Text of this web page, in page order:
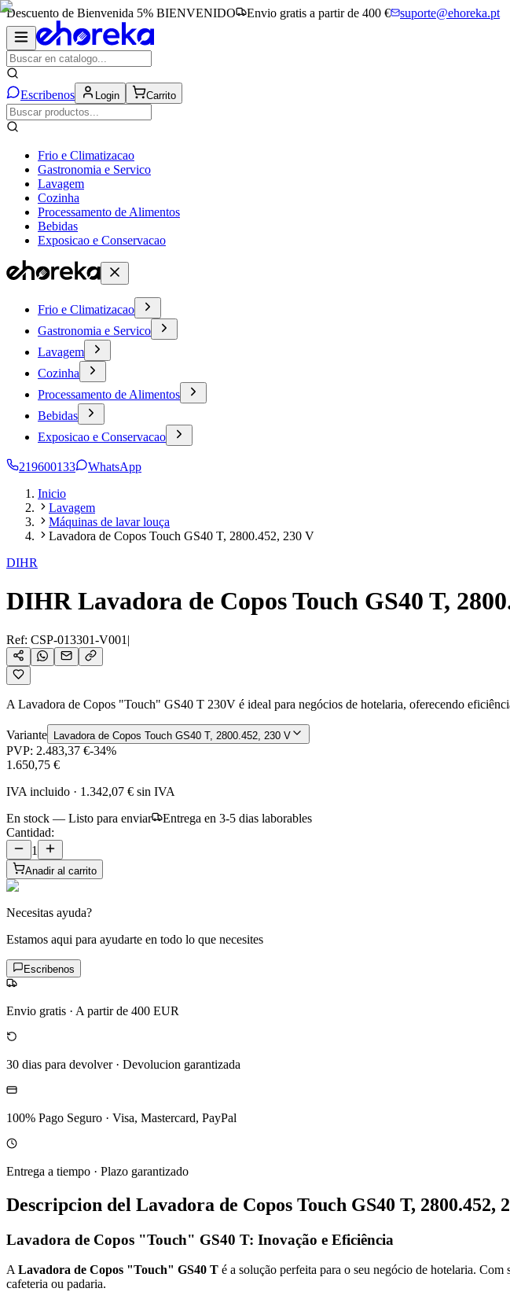
Descuento de Bienvenida 5% BIENVENIDO Envio gratis a partir de 400 € suporte@ehoreka.pt
Escribenos Login Carrito
Frio e Climatizacao
Gastronomia e Servico
Lavagem
Cozinha
Processamento de Alimentos
Bebidas
Exposicao e Conservacao
Frio e Climatizacao
Gastronomia e Servico
Lavagem
Cozinha
Processamento de Alimentos
Bebidas
Exposicao e Conservacao
219600133
WhatsApp
Inicio
Lavagem
Máquinas de lavar louça
Lavadora de Copos Touch GS40 T, 2800.452, 230 V
DIHR
DIHR Lavadora de Copos Touch GS40 T,
Ref: CSP-013301-V001 |
A Lavadora de Copos "Touch" GS40 T 230V é ideal para negócios de hotelaria, oferecendo
Variante Lavadora de Copos Touch GS40 T, 2800.452, 230 V
PVP: 2.483,37 €-34%
1.650,75 €
IVA incluido · 1.342,07 € sin IVA
En stock — Listo para enviar
Entrega en 3-5 dias laborables
Cantidad:
1
Anadir al carrito
Necesitas ayuda?
Estamos aqui para ayudarte en todo lo que necesites
Escribenos
Envio gratis · A partir de 400 EUR
30 dias para devolver· Devolucion garantizada
100% Pago Seguro · Visa, Mastercard, PayPal
Entrega a tiempo · Plazo garantizado
Descripcion del Lavadora de Copos Touch GS40 T, 2800.452,
Lavadora de Copos "Touch" GS40 T: Inovação e Eficiência
ALavadora de Copos "Touch" GS40 T é a solução perfeita para o seu negócio de hotelaria. Com
cafeteria ou padaria.